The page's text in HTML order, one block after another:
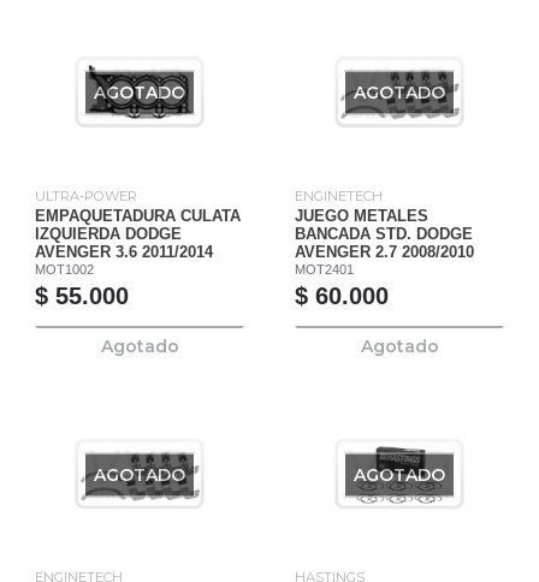
AGOTADO
ULTRA-POWER
EMPAQUETADURA CULATA
IZQUIERDA DODGE
AVENGER 3.6 2011/2014
MOT1002
$ 55.000
Agotado
AGOTADO
ENGINETECH
JUEGO METALES
BANCADA STD. DODGE
AVENGER 2.7 2008/2010
MOT2401
$ 60.000
Agotado
AGOTADO
ENGINETECH
AGOTADO
HASTINGS